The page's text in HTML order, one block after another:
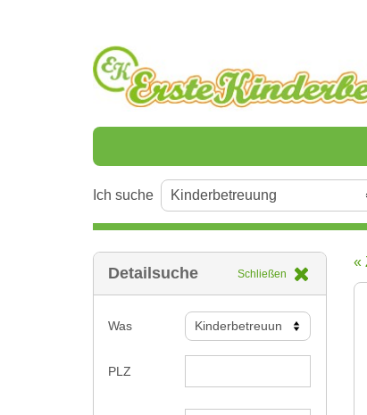
Ich suche
Detailsuche Schließen
Was
PLZ
«